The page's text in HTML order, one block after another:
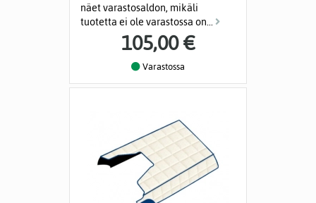
näet varastosaldon, mikäli
tuotetta ei ole varastossa on...
105,00 €
Varastossa